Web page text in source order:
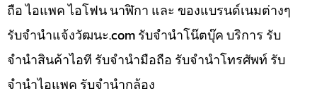
ถือ ไอแพค ไอโฟน นาฬิกา และ ของแบรนด์เนมต่างๆ
รับจํานําแจ้งวัฒนะ.com รับจำนำโน๊ตบุ๊ค บริการ รับ
จำนำสินค้าไอที รับจำนำมือถือ รับจำนำโทรศัพท์ รับ
จำนำไอแพค รับจำนำกล้อง